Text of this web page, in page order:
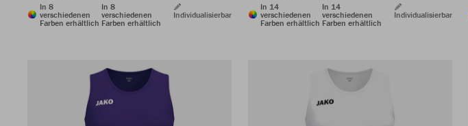
In 8
verschiedenen
Farben erhältlich
In 8
verschiedenen
Farben erhältlich
Individualisierbar
In 14
verschiedenen
Farben erhältlich
In 14
verschiedenen
Farben erhältlich
Individualisierbar